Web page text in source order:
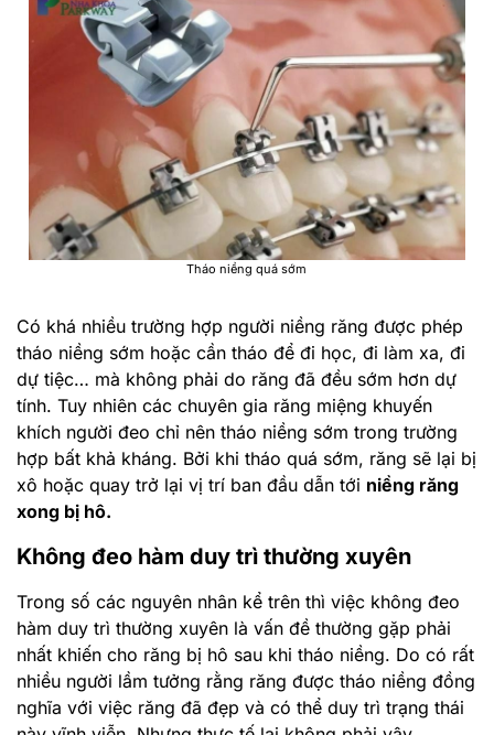
Tháo niềng quá sớm
Có khá nhiều trường hợp người niềng răng được phép
tháo niềng sớm hoặc cần tháo để đi học, đi làm xa, đi
dự tiệc… mà không phải do răng đã đều sớm hơn dự
tính. Tuy nhiên các chuyên gia răng miệng khuyến
khích người đeo chỉ nên tháo niềng sớm trong trường
hợp bất khả kháng. Bởi khi tháo quá sớm, răng sẽ lại bị
xô hoặc quay trở lại vị trí ban đầu dẫn tới niềng răng
xong bị hô.
Không đeo hàm duy trì thường xuyên
Trong số các nguyên nhân kể trên thì việc không đeo
hàm duy trì thường xuyên là vấn đề thường gặp phải
nhất khiến cho răng bị hô sau khi tháo niềng. Do có rất
nhiều người lầm tưởng rằng răng được tháo niềng đồng
nghĩa với việc răng đã đẹp và có thể duy trì trạng thái